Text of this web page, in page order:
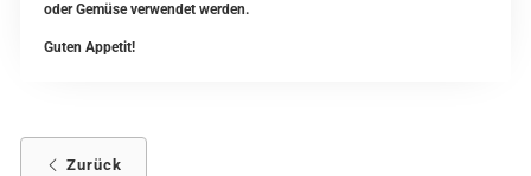
oder Gemüse verwendet werden.
Guten Appetit!
Zurück